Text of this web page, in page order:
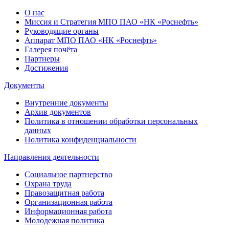
О нас
Миссия и Стратегия МПО ПАО «НК «Роснефть»
Руководящие органы
Аппарат МПО ПАО «НК «Роснефть»
Галерея почёта
Партнеры
Достижения
Документы
Внутренние документы
Архив документов
Политика в отношении обработки персональных
данных
Политика конфиденциальности
Направления деятельности
Социальное партнерство
Охрана труда
Правозащитная работа
Организационная работа
Информационная работа
Молодежная политика